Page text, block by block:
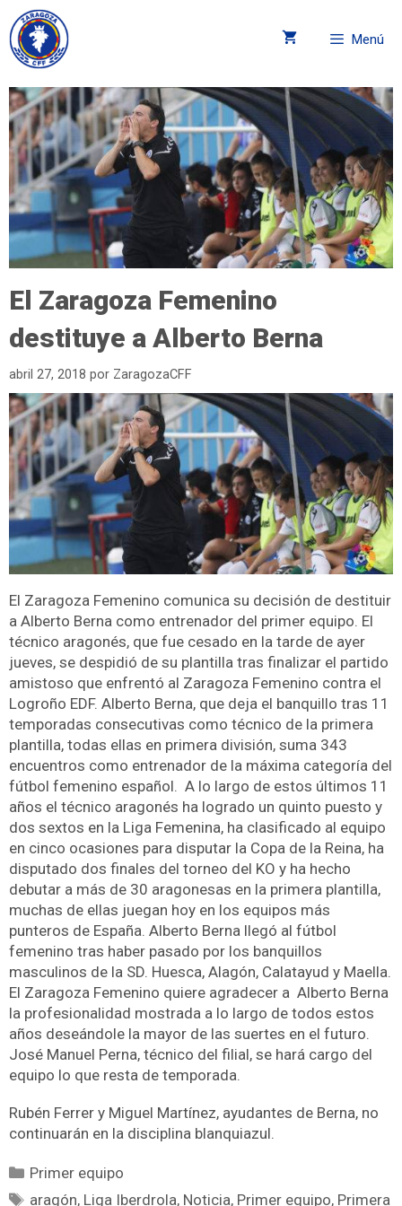
Menú
El Zaragoza Femenino
destituye a Alberto Berna
abril 27, 2018 por ZaragozaCFF
El Zaragoza Femenino comunica su decisión de destituir
a Alberto Berna como entrenador del primer equipo. El
técnico aragonés, que fue cesado en la tarde de ayer
jueves, se despidió de su plantilla tras finalizar el partido
amistoso que enfrentó al Zaragoza Femenino contra el
Logroño EDF. Alberto Berna, que deja el banquillo tras 11
temporadas consecutivas como técnico de la primera
plantilla, todas ellas en primera división, suma 343
encuentros como entrenador de la máxima categoría del
fútbol femenino español. A lo largo de estos últimos 11
años el técnico aragonés ha logrado un quinto puesto y
dos sextos en la Liga Femenina, ha clasificado al equipo
en cinco ocasiones para disputar la Copa de la Reina, ha
disputado dos finales del torneo del KO y ha hecho
debutar a más de 30 aragonesas en la primera plantilla,
muchas de ellas juegan hoy en los equipos más
punteros de España. Alberto Berna llegó al fútbol
femenino tras haber pasado por los banquillos
masculinos de la SD. Huesca, Alagón, Calatayud y Maella.
El Zaragoza Femenino quiere agradecer a Alberto Berna
la profesionalidad mostrada a lo largo de todos estos
años deseándole la mayor de las suertes en el futuro.
José Manuel Perna, técnico del filial, se hará cargo del
equipo lo que resta de temporada.
Rubén Ferrer y Miguel Martínez, ayudantes de Berna, no
continuarán en la disciplina blanquiazul.
Primer equipo
aragón, Liga Iberdrola, Noticia, Primer equipo, Primera